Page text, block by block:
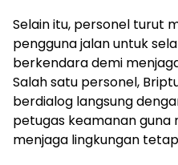
Selain itu, personel turut
pengguna jalan untuk
berkendara demi
Salah satu personel,
berdialog langsung
petugas keamanan
menjaga lingkungan